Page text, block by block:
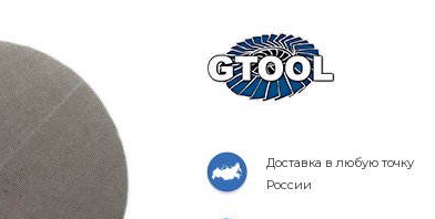
Доставка в любую точку
России